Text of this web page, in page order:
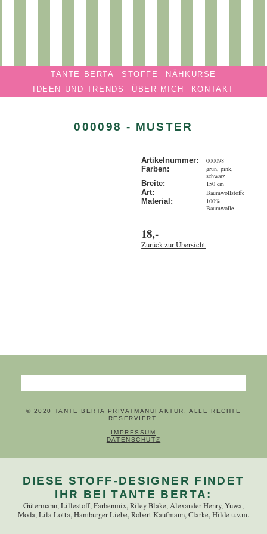
BERTA
Privatmanufaktur
Navigation überspringenTANTE BERTA STOFFE
NÄHKURSE
IDEEN UND TRENDS
ÜBER MICH KONTAKT
000098 - MUSTER
Artikelnummer:
000098
Farben:
grün, pink,
schwarz
Breite:
150 cm
Art:
Baumwollstoffe
Material:
100%
Baumwolle
18,-
Zurück zur Übersicht
Suchbegriffe
© 2020 TANTE BERTA PRIVATMANUFAKTUR. ALLE RECHTE
RESERVIERT.
NAVIGATION ÜBERSPRINGEN
IMPRESSUM
DATENSCHUTZ
DIESE STOFF-DESIGNER FINDET
IHR BEI TANTE BERTA:
Gütermann, Lillestoff, Farbenmix, Riley Blake, Alexander Henry, Yuwa,
Moda, Lila Lotta, Hamburger Liebe, Robert Kaufmann, Clarke, Hilde u.v.m.